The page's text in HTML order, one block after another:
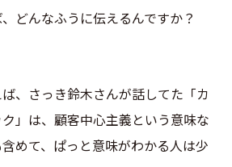
どんなふうに伝えるんですか？
、さっき鈴木さんが話してた「カ
」は、顧客中心主義という意味な
めて、ぱっと意味がわかる人は少